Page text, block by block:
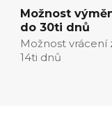
Možnost
do 30ti dnů
Možnost vrácení
14ti dnů